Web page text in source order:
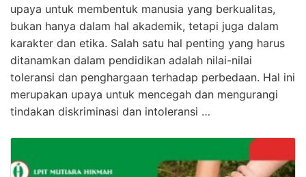
upaya untuk membentuk manusia yang berkualitas,
bukan hanya dalam hal akademik, tetapi juga dalam
karakter dan etika. Salah satu hal penting yang harus
ditanamkan dalam pendidikan adalah nilai-nilai
toleransi dan penghargaan terhadap perbedaan. Hal ini
merupakan upaya untuk mencegah dan mengurangi
tindakan diskriminasi dan intoleransi …